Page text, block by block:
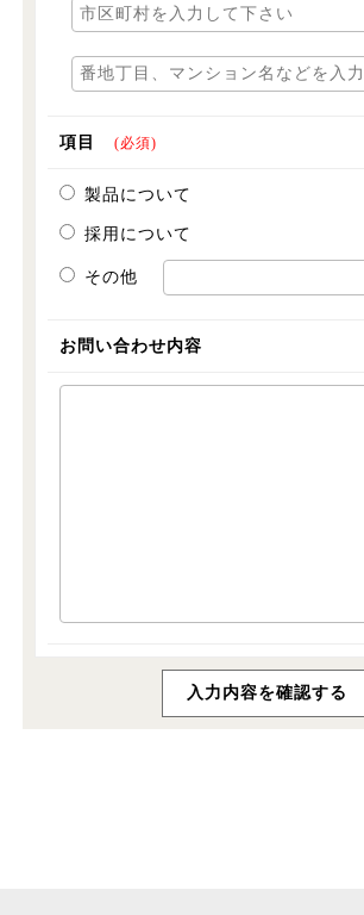
項目 (必須)
製品について
採用について
その他
お問い合わせ内容